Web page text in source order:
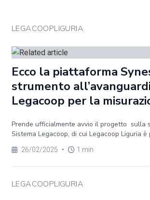
LEGACOOPLIGURIA
Ecco la piattaforma
strumento
Legacoop per la
Prende ufficialmente avvio il progetto sulla
Sistema Legacoop, di cui Legacoop Liguria è
26/02/2025 • 1 min
LEGACOOPLIGURIA